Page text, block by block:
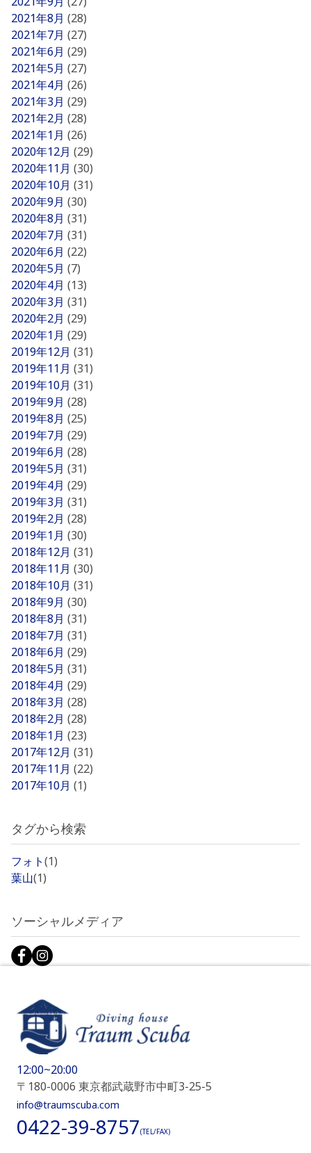
2021年8月 (28)
2021年7月 (27)
2021年6月 (29)
2021年5月 (27)
2021年4月 (26)
2021年3月 (29)
2021年2月 (28)
2021年1月 (26)
2020年12月 (29)
2020年11月 (30)
2020年10月 (31)
2020年9月 (30)
2020年8月 (31)
2020年7月 (31)
2020年6月 (22)
2020年5月 (7)
2020年4月 (13)
2020年3月 (31)
2020年2月 (29)
2020年1月 (29)
2019年12月 (31)
2019年11月 (31)
2019年10月 (31)
2019年9月 (28)
2019年8月 (25)
2019年7月 (29)
2019年6月 (28)
2019年5月 (31)
2019年4月 (29)
2019年3月 (31)
2019年2月 (28)
2019年1月 (30)
2018年12月 (31)
2018年11月 (30)
2018年10月 (31)
2018年9月 (30)
2018年8月 (31)
2018年7月 (31)
2018年6月 (29)
2018年5月 (31)
2018年4月 (29)
2018年3月 (28)
2018年2月 (28)
2018年1月 (23)
2017年12月 (31)
2017年11月 (22)
2017年10月 (1)
タグから検索
フォト(1)
葉山(1)
ソーシャルメディア
12:00~20:00
〒180-0006 東京都武蔵野市中町3-25-5
info@traumscuba.com
0422-39-8757(TEL/FAX)